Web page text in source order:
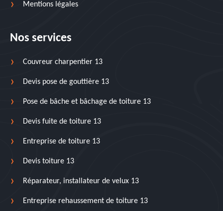
Mentions légales
Nos services
Couvreur charpentier 13
Devis pose de gouttière 13
Pose de bâche et bâchage de toiture 13
Devis fuite de toiture 13
Entreprise de toiture 13
Devis toiture 13
Réparateur, installateur de velux 13
Entreprise rehaussement de toiture 13